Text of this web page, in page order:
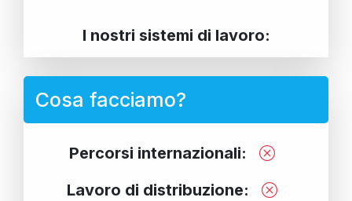
I nostri sistemi di lavoro:
Cosa facciamo?
Percorsi internazionali:
Lavoro di distribuzione: